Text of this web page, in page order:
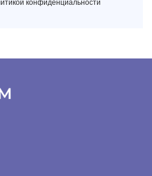
конфиденциальности